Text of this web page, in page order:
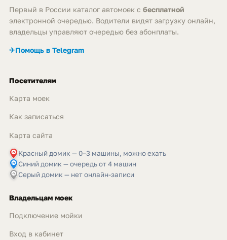
Первый в России каталог автомоек с бесплатной
электронной очередью. Водители видят загрузку онлайн,
владельцы управляют очередью без абонплаты.
✈Помощь в Telegram
Посетителям
Карта моек
Как записаться
Карта сайта
Красный домик — 0–3 машины, можно ехать
Синий домик — очередь от 4 машин
Серый домик — нет онлайн-записи
Владельцам моек
Подключение мойки
Вход в кабинет